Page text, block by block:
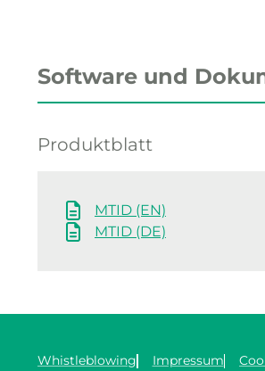
Software und
Produktblatt
MTID (EN)
MTID (DE)
Whistleblowing Impressum